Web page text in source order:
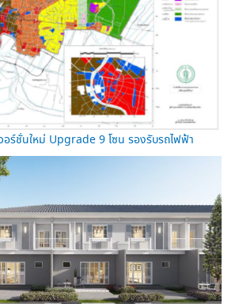
อร์ชั่นใหม่ Upgrade 9 โซน รองรับรถไฟฟ้า